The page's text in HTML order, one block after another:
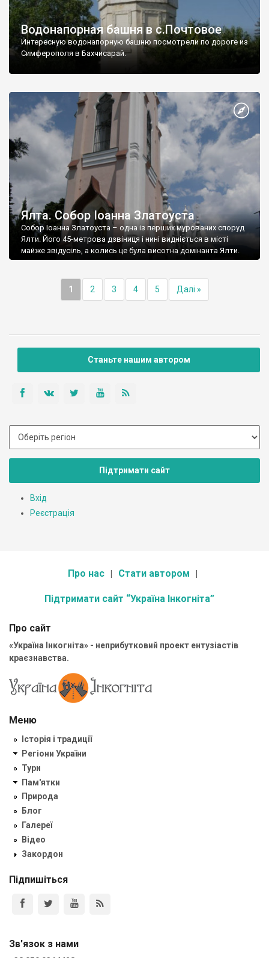
Водонапорная башня в с.Почтовое
Интересную водонапорную башню посмотрели по дороге из
Симферополя в Бахчисарай.
Ялта. Собор Іоанна Златоуста
Собор Іоанна Златоуста – одна із перших мурованих споруд
Ялти. Його 45-метрова дзвіниця і нині видніється в місті
майже звідусіль, а колись це була висотна домінанта Ялти.
1 2 3 4 5 Далі »
Станьте нашим автором
Підтримати сайт
Вхід
Реєстрація
Про нас Стати автором
Підтримати сайт “Україна Інкогніта”
Про сайт
«Україна Інкогніта» - неприбутковий проект ентузіастів
краєзнавства.
Меню
Історія і традиції
Регіони України
Тури
Пам'ятки
Природа
Блог
Галереї
Відео
Закордон
Підпишіться
Зв'язок з нами